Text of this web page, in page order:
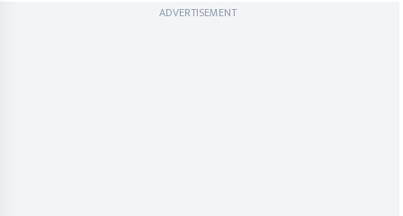
ADVERTISEMENT